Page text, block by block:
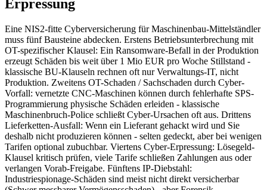
Erpressung
Eine NIS2-fitte Cyberversicherung für Maschinenbau-Mittelständler
muss fünf Bausteine abdecken. Erstens Betriebsunterbrechung mit
OT-spezifischer Klausel: Ein Ransomware-Befall in der Produktion
erzeugt Schäden bis weit über 1 Mio EUR pro Woche Stillstand -
klassische BU-Klauseln rechnen oft nur Verwaltungs-IT, nicht
Produktion. Zweitens OT-Schaden / Sachschaden durch Cyber-
Vorfall: vernetzte CNC-Maschinen können durch fehlerhafte SPS-
Programmierung physische Schäden erleiden - klassische
Maschinenbruch-Police schließt Cyber-Ursachen oft aus. Drittens
Lieferketten-Ausfall: Wenn ein Lieferant gehackt wird und Sie
deshalb nicht produzieren können - selten gedeckt, aber bei wenigen
Tarifen optional zubuchbar. Viertens Cyber-Erpressung: Lösegeld-
Klausel kritisch prüfen, viele Tarife schließen Zahlungen aus oder
verlangen Vorab-Freigabe. Fünftens IP-Diebstahl:
Industriespionage-Schäden sind meist nicht direkt versicherbar